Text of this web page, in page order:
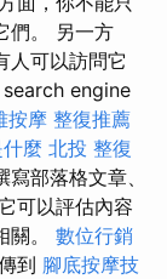
們。 另一方
人可以訪問它
search engine
按摩 整復推薦
麼 北投 整復
部落格文章、
可以評估內容
關。 數位行銷
到 腳底按摩技